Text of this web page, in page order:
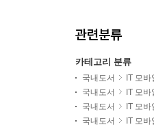
관련분류
카테고리 분류
국내도서 IT 모바
국내도서
IT 모바
국내도서
IT 모바
국내도서
IT 모바